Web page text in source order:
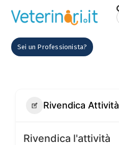
Sei un Professionista?
Rivendica Attività
Rivendica l'attività